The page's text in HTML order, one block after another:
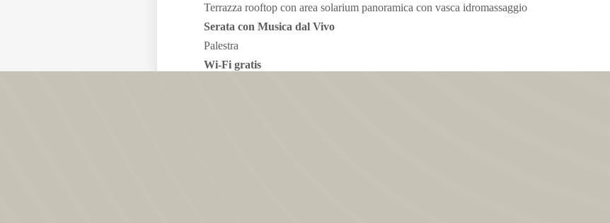
Terrazza rooftop con area solarium panoramica con vasca idromassaggio
Serata con Musica dal Vivo
Palestra
Wi-Fi gratis